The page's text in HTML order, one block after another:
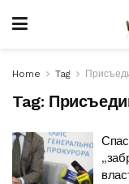
Home Tag
Tag: